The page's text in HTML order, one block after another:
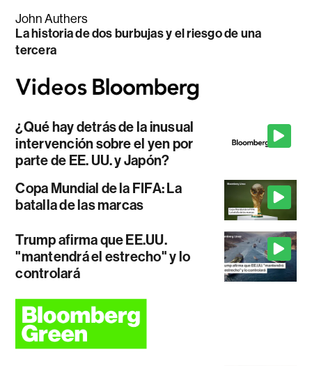
John Authers
La historia de dos burbujas y el riesgo de una
tercera
¿Qué hay detrás de la inusual
intervención sobre el yen por
parte de EE. UU. y Japón?
Copa Mundial de la FIFA: La
batalla de las marcas
Trump afirma que EE.UU.
"mantendrá el estrecho" y lo
controlará